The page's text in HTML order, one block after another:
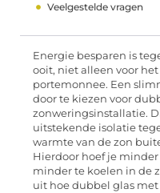
Veelgestelde vragen
Energie besparen is
ooit, niet alleen voor
portemonnee. Een
door te kiezen voor
zonweringsinstallatie.
uitstekende isolatie
warmte van de zon
Hierdoor hoef je
minder te koelen in de
uit hoe dubbel glas